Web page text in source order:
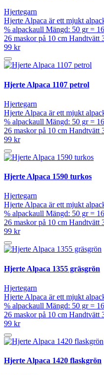
Hjertegarn
Hjerte Alpaca är ett mjukt
% alpackaull Mängd: 50 gr =
26 maskor på 10 cm Handtvätt
99 kr
Hjerte Alpaca 1107 petrol
Hjertegarn
Hjerte Alpaca är ett mjukt
% alpackaull Mängd: 50 gr =
26 maskor på 10 cm Handtvätt
99 kr
Hjerte Alpaca 1590 turkos
Hjertegarn
Hjerte Alpaca är ett mjukt
% alpackaull Mängd: 50 gr =
26 maskor på 10 cm Handtvätt
99 kr
Hjerte Alpaca 1355 gräsgrön
Hjertegarn
Hjerte Alpaca är ett mjukt
% alpackaull Mängd: 50 gr =
26 maskor på 10 cm Handtvätt
99 kr
Hjerte Alpaca 1420 flaskgrön